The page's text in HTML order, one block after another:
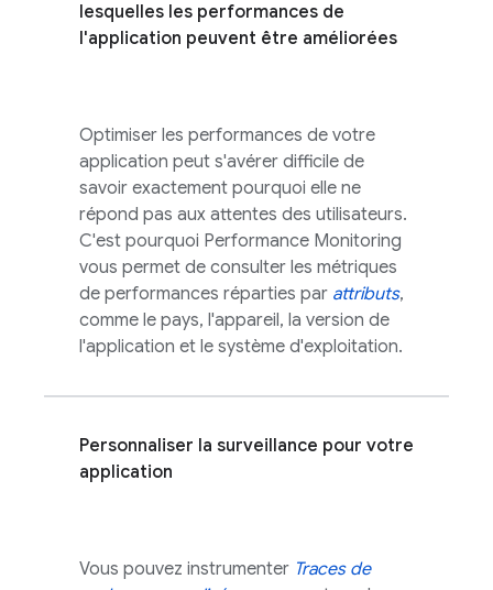
lesquelles les performances de
l'application peuvent être améliorées
Optimiser les performances de votre
application peut s'avérer difficile de
savoir exactement pourquoi elle ne
répond pas aux attentes des utilisateurs.
C'est pourquoi Performance Monitoring
vous permet de consulter les métriques
de performances réparties par attributs,
comme le pays, l'appareil, la version de
l'application et le système d'exploitation.
Personnaliser la surveillance pour votre
application
Vous pouvez instrumenter Traces de